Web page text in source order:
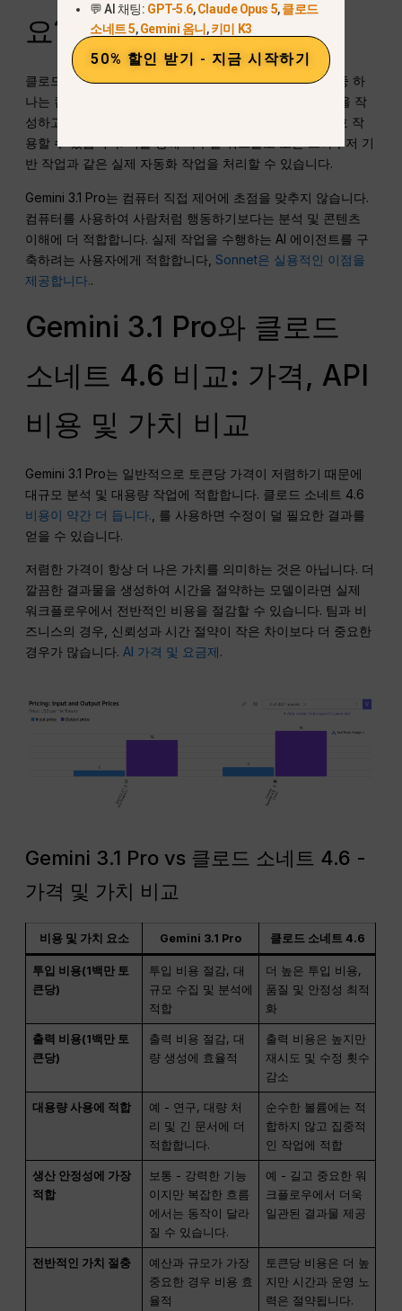
요?
클로드 소네트 4.6과 제미니를 명확하게 구분 짓는 기능 중 하
나는 컴퓨터 사용입니다. 소네트는 버튼을 클릭하고 양식을 작
성하고 웹사이트를 탐색하는 등 컴퓨터 인터페이스와 상호 작
용할 수 있습니다. 이를 통해 사무실 워크플로 또는 브라우저 기
반 작업과 같은 실제 자동화 작업을 처리할 수 있습니다.
Gemini 3.1 Pro는 컴퓨터 직접 제어에 초점을 맞추지 않습니다.
컴퓨터를 사용하여 사람처럼 행동하기보다는 분석 및 콘텐츠
이해에 더 적합합니다. 실제 작업을 수행하는 AI 에이전트를 구
축하려는 사용자에게 적합합니다,Sonnet은 실용적인 이점을
제공합니다..
Gemini 3.1 Pro와 클로드
소네트 4.6 비교: 가격, API
비용 및 가치 비교
Gemini 3.1 Pro는 일반적으로 토큰당 가격이 저렴하기 때문에
대규모 분석 및 대용량 작업에 적합합니다. 클로드 소네트 4.6
비용이 약간 더 듭니다. , 를 사용하면 수정이 덜 필요한 결과를
얻을 수 있습니다.
저렴한 가격이 항상 더 나은 가치를 의미하는 것은 아닙니다. 더
깔끔한 결과물을 생성하여 시간을 절약하는 모델이라면 실제
워크플로우에서 전반적인 비용을 절감할 수 있습니다. 팀과 비
즈니스의 경우, 신뢰성과 시간 절약이 작은 차이보다 더 중요한
경우가 많습니다.AI 가격 및 요금제.
Gemini 3.1 Pro vs 클로드 소네트 4.6 -
가격 및 가치 비교
비용 및 가치 요소 Gemini 3.1 Pro 클로드 소네트 4.6
투입 비용(1백만 토
큰당)
투입 비용 절감, 대
규모 수집 및 분석에
적합
더 높은 투입 비용,
품질 및 안정성 최적
화
출력 비용(1백만 토
큰당)
출력 비용 절감, 대
량 생성에 효율적
출력 비용은 높지만
재시도 및 수정 횟수
감소
대용량 사용에 적합
예 - 연구, 대량 처
리 및 긴 문서에 더
적합합니다.
순수한 볼륨에는 적
합하지 않고 집중적
인 작업에 적합
생산 안정성에 가장
적합
보통 - 강력한 기능
이지만 복잡한 흐름
에서는 동작이 달라
질 수 있습니다.
예 - 길고 중요한 워
크플로우에서 더욱
일관된 결과물 제공
전반적인 가치 절충
예산과 규모가 가장
중요한 경우 비용 효
율적
토큰당 비용은 더 높
지만 시간과 운영 노
력은 절약됩니다.
💬 AI 채팅: GPT-5.6,Claude Opus 5,클로드
소네트 5,Gemini 옴니 ,키미 K3
50% 할인 받기 - 지금 시작하기